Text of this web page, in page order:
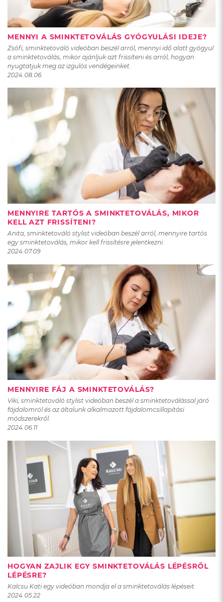
MENNYI A SMINKTETOVÁLÁS GYÓGYULÁSI IDEJE?
Zsófi, sminktetováló videóban beszél arról, mennyi idő alatt gyógyul
a sminktetoválás, mikor ajánljuk azt frissíteni és arról, hogyan
nyugtatjuk meg az izgulós vendégeinket.
2024.08.06
MENNYIRE TARTÓS A SMINKTETOVÁLÁS, MIKOR
KELL AZT FRISSÍTENI?
Anita, sminktetováló stylist videóban beszél arról, mennyire tartós
egy sminktetoválás, mikor kell frissítésre jelentkezni.
2024.07.09
MENNYIRE FÁJ A SMINKTETOVÁLÁS?
Viki, sminktetováló stylist videóban beszél a sminktetoválással járó
fájdalomról és az általunk alkalmazott fájdalomcsillapítási
módszerekről.
2024.06.11
HOGYAN ZAJLIK EGY SMINKTETOVÁLÁS LÉPÉSRŐL
LÉPÉSRE?
Kalcsu Kati egy videóban mondja el a sminktetoválás lépéseit.
2024.05.22